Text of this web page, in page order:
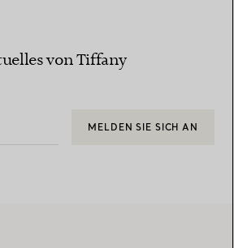
von Tiffany
MELDEN SIE SICH AN